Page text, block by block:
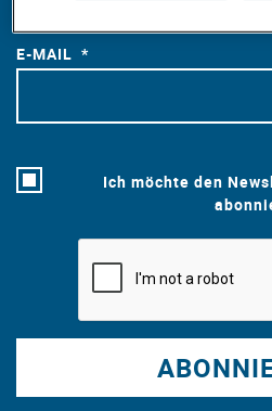
E-MAIL
Ich möchte den